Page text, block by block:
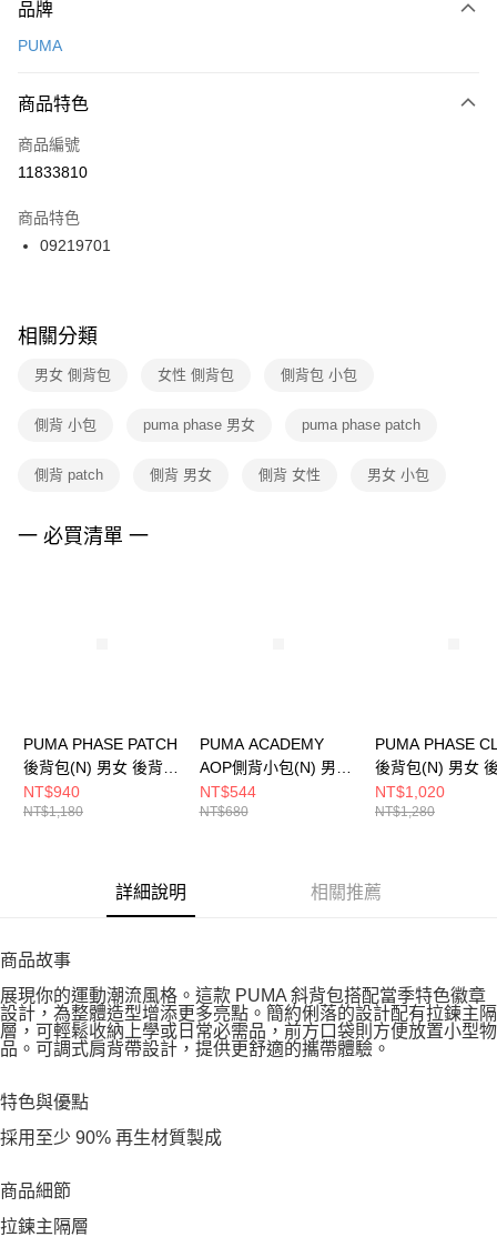
台灣樂天信用卡公司
【關於「AFTEE先享後付」】
便利好安心！
３．安心：先確認商品／服務後，再付款。
【「AFTEE先享後付」結帳流程】
１．於結帳方式選擇「AFTEE先享後付」後，將跳轉至「AFTEE先享後付」
２．訂單成立數日內，您將收到繳費通知簡訊。
３．收到繳費通知簡訊後14天內，點擊此簡訊中的連結，可透過四大超商／
ATM／網路銀行／等多元方式進行付款，方視為交易完成。
※ 交易是否成功請以「AFTEE先享後付 」之結帳頁面顯示為準，若有關於
是否繳費成功／繳費後需取消欲退款等相關疑問，請聯繫「AFTEE先享後付
客戶支援中心」
https://netprotections.freshdesk.com/support/home
１．透過由恩沛科技股份有限公司提供之「AFTEE先享後付」服務完成之交
權轉讓予恩沛科技股份有限公司。
３．未成年的使用者請事先徵得法定代理人或監護人之同意方可使用
「AFTEE先享後付」，若未經同意申辦者引起之損失，本公司不負相關責
運送方式
每筆NT$100，滿NT$1,500(含以上)免運費
宅配
每筆NT$100，滿NT$1,500(含以上)免運費
付款後門市自取
每筆NT$100，滿NT$1,500(含以上)免運費
品牌
PUMA
商品特色
商品編號
11833810
商品特色
09219701
相關分類
男女 側背包 女性 側背包 側背包 小包
側背 小包 puma phase 男女 puma phase patch
側背 patch 側背 男女 側背 女性 男女 小包
一 必買清單 一
PUMA PHASE PATCH
後背包(N) 男女 後背包
09116101
NT$940
NT$1,180
PUMA ACADEMY
AOP側背小包(N) 男女
側背包 09148908
NT$544
NT$680
PUMA PHASE
後背包(N) 男女
09117802
NT$1,020
NT$1,280
詳細說明 相關推薦
商品故事
展現你的運動潮流風格。這款 PUMA 斜背包搭配當季特色徽章
設計，為整體造型增添更多亮點。簡約俐落的設計配有拉鍊主隔
層，可輕鬆收納上學或日常必需品，前方口袋則方便放置小型物
品。可調式肩背帶設計，提供更舒適的攜帶體驗。
特色與優點
採用至少 90% 再生材質製成
商品細節
拉鍊主隔層